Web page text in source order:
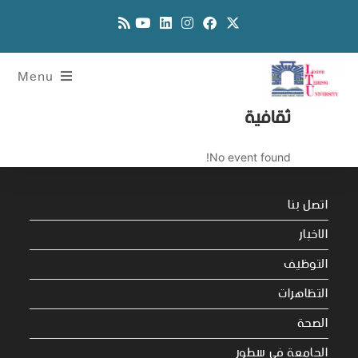
Menu
ثقافية
No event found!
اتصل بنا
الاخبار
التوظيف
التظاهرات
الصحة